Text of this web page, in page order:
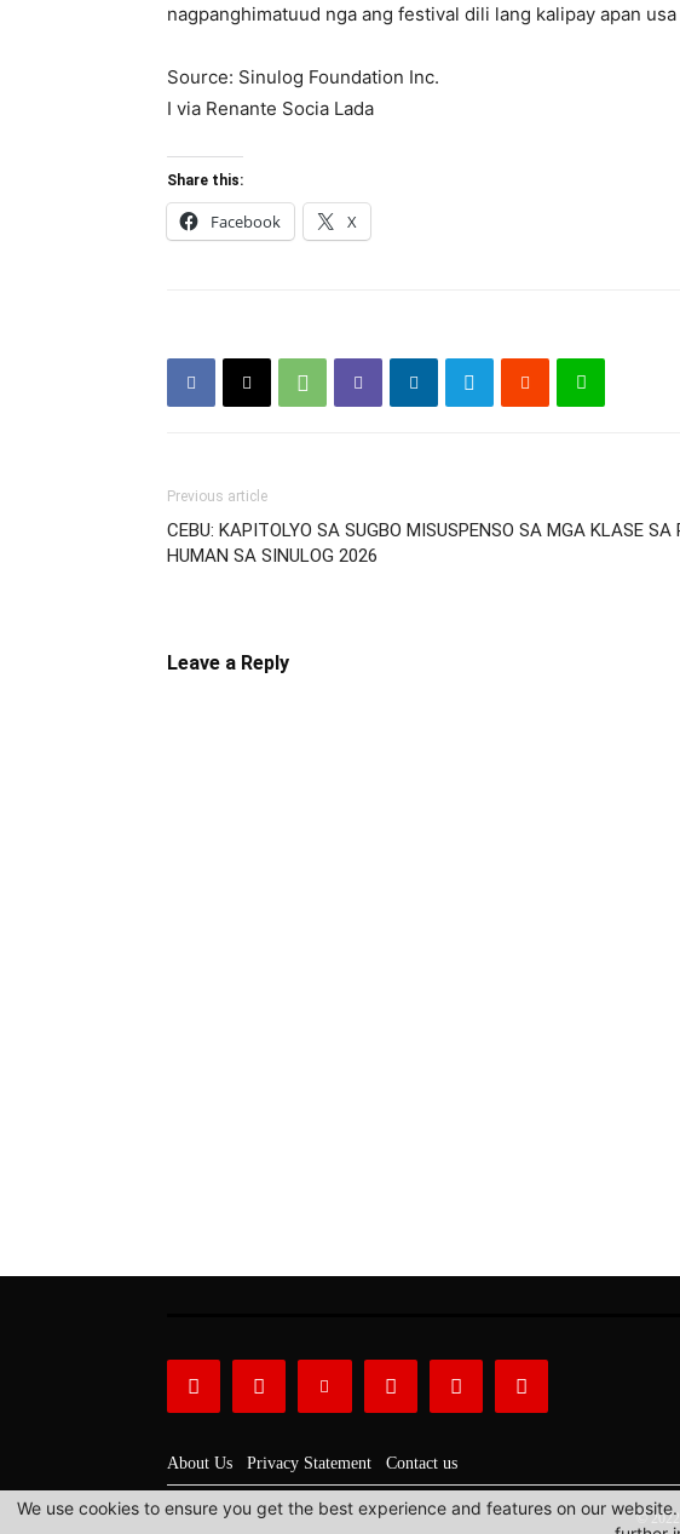
nagpanghimatuud nga ang festival dili lang kalipay apan
Source: Sinulog Foundation Inc.
I via Renante Socia Lada
Share this:
Facebook X
Previous article
CEBU: KAPITOLYO SA SUGBO MISUSPENSO SA MGA KLASE SA
HUMAN SA SINULOG 2026
Leave a Reply
About Us Privacy Statement Contact us
© 2022
We use cookies to ensure you get the best experience and features on our